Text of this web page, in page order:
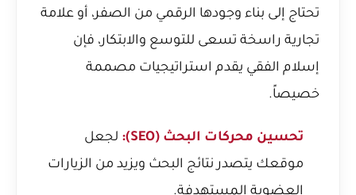
تحتاج إلى بناء وجودها الرقمي من الصفر، أو علامة
تجارية راسخة تسعى للتوسع والابتكار، فإن
إسلام الفقي يقدم استراتيجيات مصممة
خصيصاً.
تحسين محركات البحث (SEO):
لجعل
موقعك يتصدر نتائج البحث ويزيد من الزيارات